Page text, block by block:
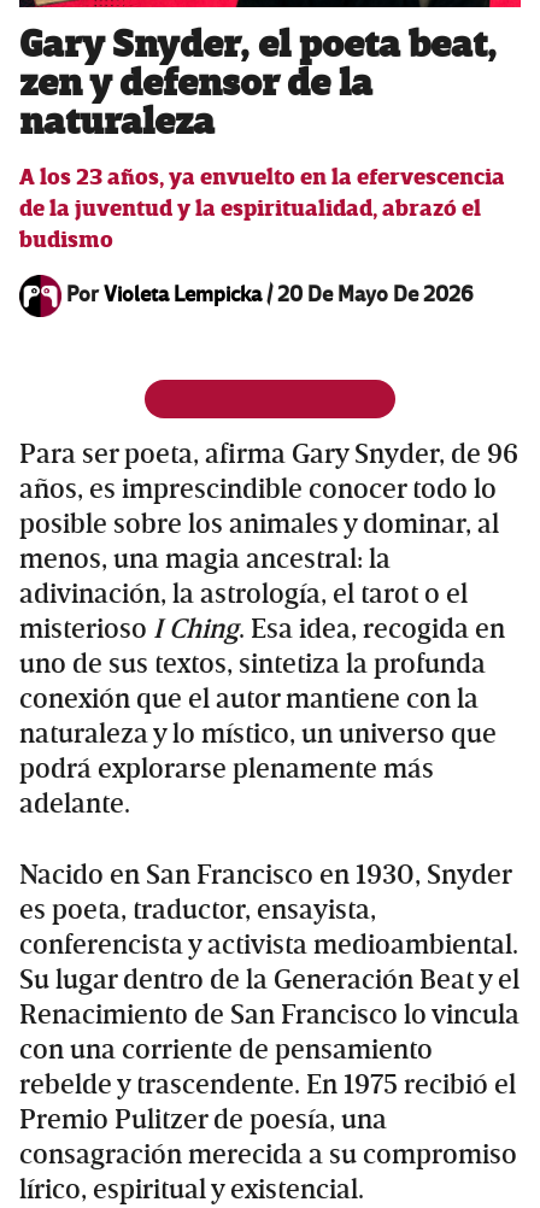
Gary Snyder, el poeta beat,
zen y defensor de la
naturaleza
A los 23 años, ya envuelto en la efervescencia
de la juventud y la espiritualidad, abrazó el
budismo
PorVioleta Lempicka/20 De Mayo De 2026
Para ser poeta, afirma Gary Snyder, de 96
años, es imprescindible conocer todo lo
posible sobre los animales y dominar, al
menos, una magia ancestral: la
adivinación, la astrología, el tarot o el
misterioso I Ching. Esa idea, recogida en
uno de sus textos, sintetiza la profunda
conexión que el autor mantiene con la
naturaleza y lo místico, un universo que
podrá explorarse plenamente más
adelante.
Nacido en San Francisco en 1930, Snyder
es poeta, traductor, ensayista,
conferencista y activista medioambiental.
Su lugar dentro de la Generación Beat y el
Renacimiento de San Francisco lo vincula
con una corriente de pensamiento
rebelde y trascendente. En 1975 recibió el
Premio Pulitzer de poesía, una
consagración merecida a su compromiso
lírico, espiritual y existencial.